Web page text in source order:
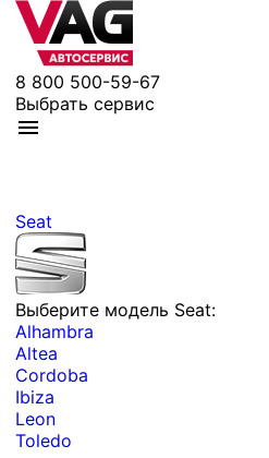
8 800 500-59-67
Выбрать сервис
Seat
Выберите модель Seat:
Alhambra
Altea
Cordoba
Ibiza
Leon
Toledo